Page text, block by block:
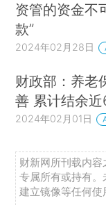
资管的资金不
款”
2024年02月28日
财政部：养老
善 累计结余
2024年02月01日
财新网所刊载内
专属所有或持有
建立镜像等任何使